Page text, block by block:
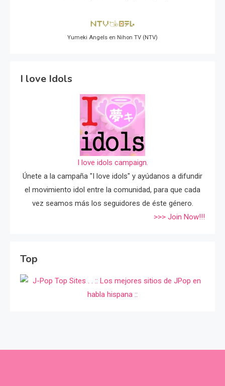
Yumeki Angels en Nihon TV (NTV)
I love Idols
I love idols campaign.
Únete a la campaña "I love idols" y ayúdanos a difundir
el movimiento idol entre la comunidad, para que cada
vez seamos más los seguidores de éste género.
>>> Join Now!!!
Top